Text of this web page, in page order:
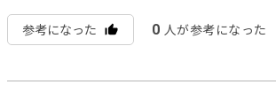
参考になった 0 人が参考になった